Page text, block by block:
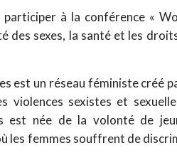
à la conférence «
des sexes, la santé et les
est un réseau féministe créé
violences sexistes et
est née de la volonté de
les femmes souffrent de